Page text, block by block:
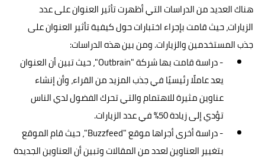
هناك العديد من الدراسات التي أظهرت تأثير العنوان على عدد
الزيارات، حيث قامت بإجراء اختبارات حول كيفية تأثير العنوان على
جذب المستخدمين والزيارات. ومن بين هذه الدراسات:
- دراسة قامت بها شركة "Outbrain"، حيث تبين أن العنوان
يعد عاملًا رئيسيًا في جذب المزيد من القراء، وأن إنشاء
عناوين مثيرة للاهتمام والتي تحرك الفضول لدي الناس
تؤدي إلى زيادة 50% في عدد الزيارات.
- دراسة أخرى أجراها موقع "Buzzfeed"، حيث قام الموقع
بتغيير العناوين لعدد من المقالات وتبين أن العناوين الجديدة